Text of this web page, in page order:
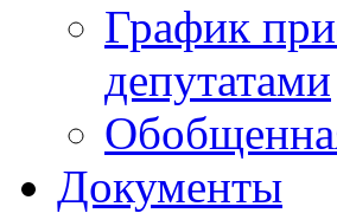
График
депутатами
Документы